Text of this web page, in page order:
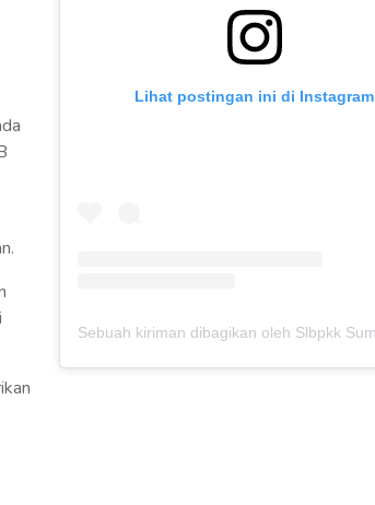
Lihat postingan ini di Instagram